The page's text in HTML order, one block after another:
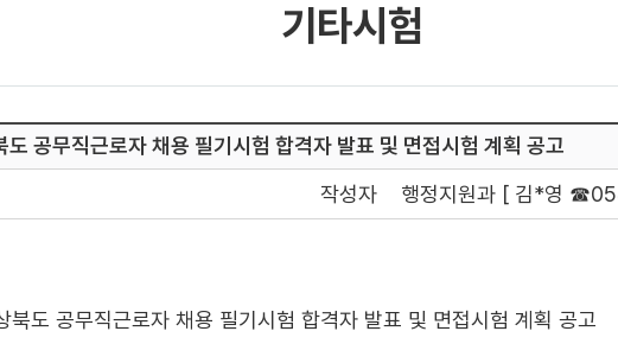
기타시험
공무직근로자 채용 필기시험 합격자 발표 및 면접시험 계획 공고
작성자 행정지원과 [ 김*영
자 채용 필기시험 합격자 발표 및 면접시험 계획 공고